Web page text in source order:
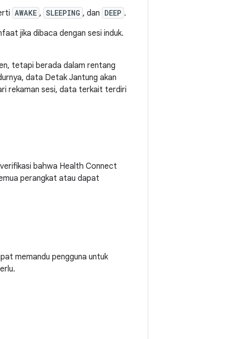
AWAKE , SLEEPING , dan DEEP .
jika dibaca dengan sesi induk.
tetapi berada dalam rentang
data Detak Jantung akan
rekaman sesi, data terkait terdiri
bahwa Health Connect
perangkat atau dapat
memandu pengguna untuk